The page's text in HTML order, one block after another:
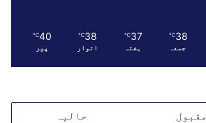
38
℃
جمعہ
37
℃
ہفتہ
38
℃
اتوار
40
℃
پیر
مقبول حالیہ